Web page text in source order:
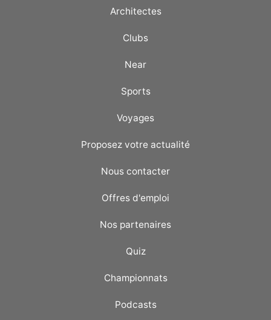
Architectes
Clubs
Near
Sports
Voyages
Proposez votre actualité
Nous contacter
Offres d'emploi
Nos partenaires
Quiz
Championnats
Podcasts